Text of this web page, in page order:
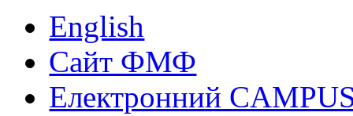
English
Сайт ФМФ
Електронний